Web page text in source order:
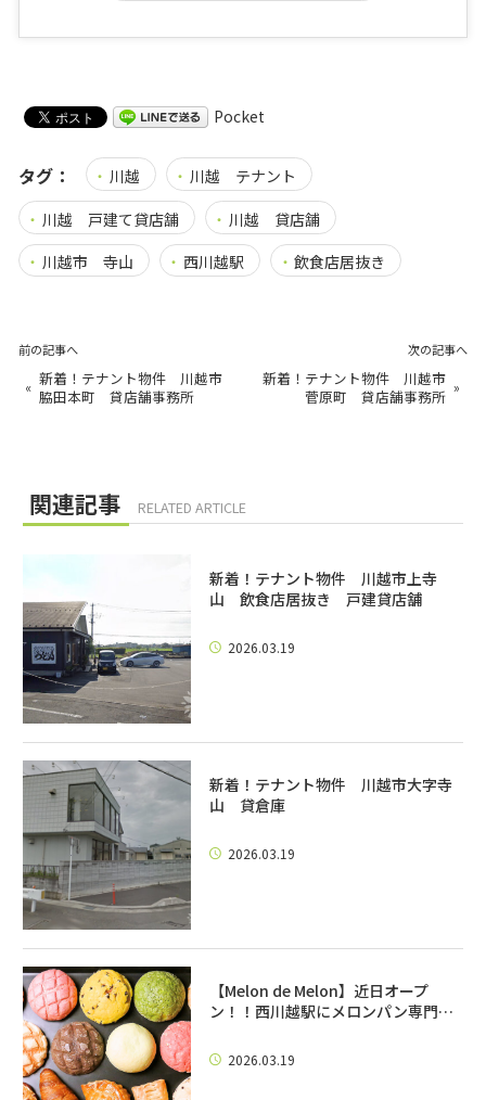
Pocket
タグ： 川越
川越 テナント
川越 戸建て貸店舗
川越 貸店舗
川越市 寺山
西川越駅 飲食店居抜き
前の記事へ
« 新着！テナント物件 川越市
脇田本町 貸店舗事務所
次の記事へ
新着！テナント物件 川越市
菅原町 貸店舗事務所 »
関連記事 RELATED ARTICLE
新着！テナント物件 川越市上寺
山 飲食店居抜き 戸建貸店舗
2026.03.19
新着！テナント物件 川越市大字寺
山 貸倉庫
2026.03.19
【Melon de Melon】近日オープ
ン！！西川越駅にメロンパン専門…
2026.03.19